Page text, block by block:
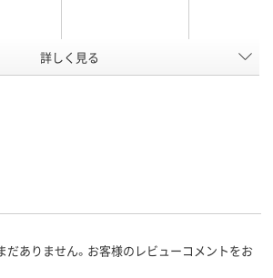
）32mm
下）200
縦（チャック下）
200×横140mm
縦(チャック
下)200×横
半透明)
25
詳しく見る
だありません。お客様のレビューコメントをお